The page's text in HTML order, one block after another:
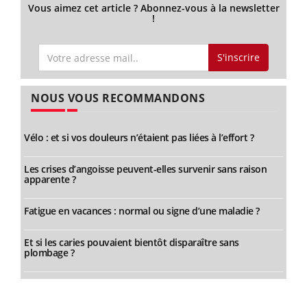
Vous aimez cet article ? Abonnez-vous à la newsletter
!
S'inscrire
NOUS VOUS RECOMMANDONS
Vélo : et si vos douleurs n’étaient pas liées à l’effort ?
Les crises d’angoisse peuvent-elles survenir sans raison
apparente ?
Fatigue en vacances : normal ou signe d’une maladie ?
Et si les caries pouvaient bientôt disparaître sans
plombage ?